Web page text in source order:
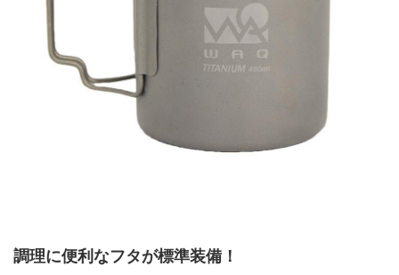
調理に便利なフタが標準装備！